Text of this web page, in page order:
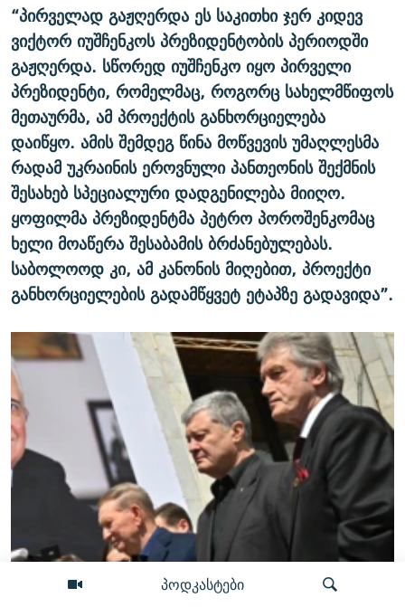
პოდკასტები
“პირველად გაჟღერდა ეს საკითხი ჯერ კიდევ
ვიქტორ იუშჩენკოს პრეზიდენტობის პერიოდში
გაჟღერდა. სწორედ იუშჩენკო იყო პირველი
პრეზიდენტი, რომელმაც, როგორც სახელმწიფოს
მეთაურმა, ამ პროექტის განხორციელება
დაიწყო. ამის შემდეგ წინა მოწვევის უმაღლესმა
რადამ უკრაინის ეროვნული პანთეონის შექმნის
შესახებ სპეციალური დადგენილება მიიღო.
ყოფილმა პრეზიდენტმა პეტრო პოროშენკომაც
ხელი მოაწერა შესაბამის ბრძანებულებას.
საბოლოოდ კი, ამ კანონის მიღებით, პროექტი
განხორციელების გადამწყვეტ ეტაპზე გადავიდა”.